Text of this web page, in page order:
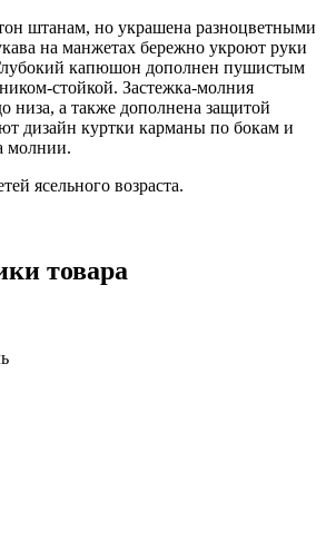
штанам, но украшена разноцветными
на манжетах бережно укроют руки
капюшон дополнен пушистым
стойкой. Застежка-молния
низа, а также дополнена защитой
дизайн куртки карманы по бокам и
молнии.
ясельного возраста.
товара